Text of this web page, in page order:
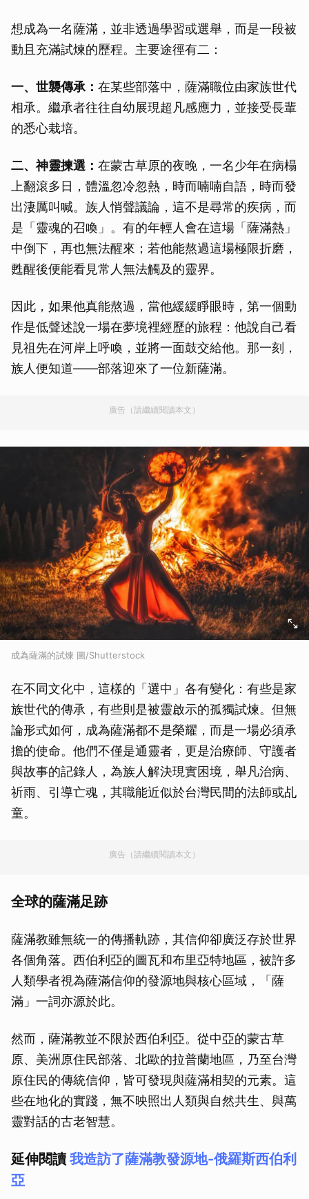
想成為一名薩滿，並非透過學習或選舉，而是一段被
動且充滿試煉的歷程。主要途徑有二：
一、世襲傳承： 在某些部落中，薩滿職位由家族世代
相承。繼承者往往自幼展現超凡感應力，並接受長輩
的悉心栽培。
二、神靈揀選： 在蒙古草原的夜晚，一名少年在病榻
上翻滾多日，體溫忽冷忽熱，時而喃喃自語，時而發
出淒厲叫喊。族人悄聲議論，這不是尋常的疾病，而
是「靈魂的召喚」。有的年輕人會在這場「薩滿熱」
中倒下，再也無法醒來；若他能熬過這場極限折磨，
甦醒後便能看見常人無法觸及的靈界。
因此，如果他真能熬過，當他緩緩睜眼時，第一個動
作是低聲述說一場在夢境裡經歷的旅程：他說自己看
見祖先在河岸上呼喚，並將一面鼓交給他。那一刻，
族人便知道——部落迎來了一位新薩滿。
廣告（請繼續閱讀本文）
成為薩滿的試煉 圖/Shutterstock
在不同文化中，這樣的「選中」各有變化：有些是家
族世代的傳承，有些則是被靈啟示的孤獨試煉。但無
論形式如何，成為薩滿都不是榮耀，而是一場必須承
擔的使命。他們不僅是通靈者，更是治療師、守護者
與故事的記錄人，為族人解決現實困境，舉凡治病、
祈雨、引導亡魂，其職能近似於台灣民間的法師或乩
童。
廣告（請繼續閱讀本文）
全球的薩滿足跡
薩滿教雖無統一的傳播軌跡，其信仰卻廣泛存於世界
各個角落。西伯利亞的圖瓦和布里亞特地區，被許多
人類學者視為薩滿信仰的發源地與核心區域，「薩
滿」一詞亦源於此。
然而，薩滿教並不限於西伯利亞。從中亞的蒙古草
原、美洲原住民部落、北歐的拉普蘭地區，乃至台灣
原住民的傳統信仰，皆可發現與薩滿相契的元素。這
些在地化的實踐，無不映照出人類與自然共生、與萬
靈對話的古老智慧。
延伸閱讀我造訪了薩滿教發源地-俄羅斯西伯利
亞